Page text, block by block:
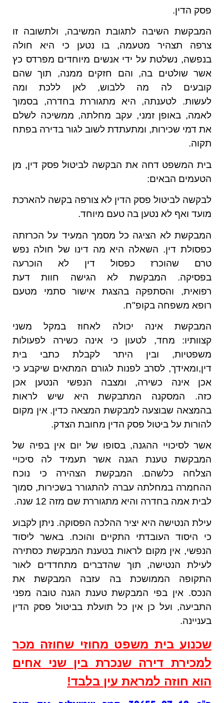
פסק הדין.
המבקשת השיבה לתגובת המשיבה, ולתשובה זו
צרפה תצהיר מטעמה, בו נטען כי היא חולה
בנפשה, נשלטת על ידי אנשים מיוחדים מפרדס כץ
אשר שולטים בה, והם חזקים ממנה, תוך שהם
קובעים לה מה ללבוש, לאן ללכת ומה
לעשות. לטענתה, היא מתגוררת בחדרה, בסמוך
לאמה, באופן זמני, עקב מחלתה, ממשיכה לשלם
את דמי שכירות, ומתעתדת לשוב לגור בדירה בפתח
תקוה.
בית המשפט דחה את הבקשה לביטול פסק דין, מן
הטעמים הבאים:
לבקשה לביטול פסק הדין לא צורפה בקשה להארכת
מועד ואף לא נטען בה טעם מיוחד.
המבקשת לא הציגה כל מסמך המעיד על הכרזתה
כפסולת דין. השאלה היא מה דינו של חולה נפש
טרם שהוכרז כפסול דין לא הוכרעה
בפסיקה. המבקשת לא הגישה חוות דעת
רפואית, והסתפקה בהצגת אישור סתמי מטעם
רופא משפחה בקופ"ח.
המבקשת אינה יכולה לאחוז במקל משני
קצוותיו: מחד, לטעון כי אינה כשירה לפעולות
משפטיות, ובין היתר לקבלת כתבי בית
דין,ומאידך, לסרב לפנות לגורם המתאים שיקבע כי
אכן אינה כשירה, ומצבה הנפשי הנטען אכן
כזה. המסקנה המתבקשת היא שיש לראות
בהמצאה שבוצעה למבקשת המצאה כדין. אין מקום
להורות על ביטול פסק הדין מחובת הצדק.
אשר לסיכויי ההגנה, בסופו של יום אין בפיה של
המבקשת טענת הגנה אשר תעמיד לה סיכויי
הצלחה כלשהם. המבקשת הצהירה כי נוכח
ההחמרה במחלתה עברה להתגורר בשכירות, סמוך
לבית אמה בחדרה והיא מתגוררת שם מזה 12 שנה.
עילת הנטישה היא יציר ההלכה הפסוקה. ניתן לקבוע
כי היסוד העובדתי התקיים והוכח. באשר ליסוד
הנפשי, אין מקום לראות בטענת המבקשת כסתירה
לעילת הנטישה, תוך שהדברים מתחדדים לאור
התקופה הממושכת בה עזבה המבקשת את
הנכס. אין בפי המבקשת טענת הגנה טובה מפני
התביעה, ועל כן אין כל תועלת בביטול פסק הדין
בעניינה.
שכנוע בית משפט מחוזי שחוזה מכר
למכירת דירה שנכרת בין שני אחים
הוא חוזה למראת עין בלבד!